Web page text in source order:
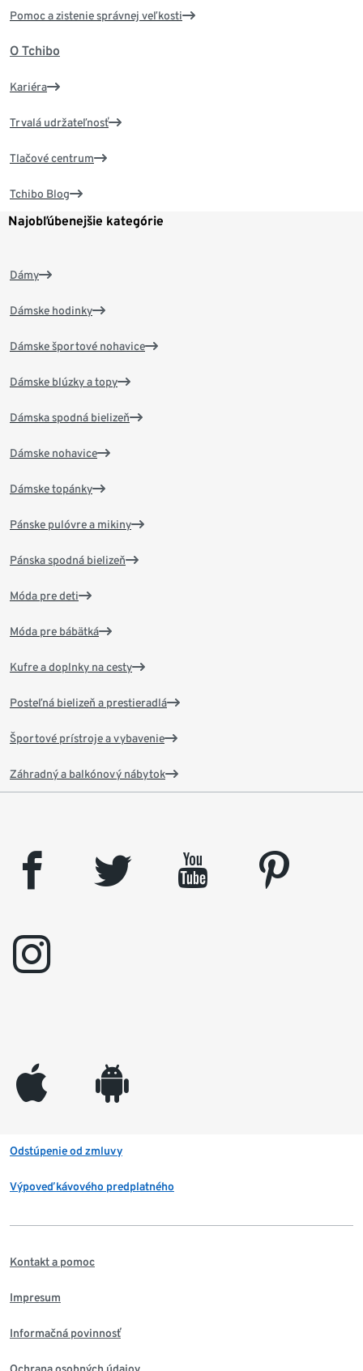
Pomoc a zistenie správnej veľkosti
O Tchibo
Kariéra
Trvalá udržateľnosť
Tlačové centrum
Tchibo Blog
Najobľúbenejšie kategórie
Dámy
Dámske hodinky
Dámske športové nohavice
Dámske blúzky a topy
Dámska spodná bielizeň
Dámske nohavice
Dámske topánky
Pánske pulóvre a mikiny
Pánska spodná bielizeň
Móda pre deti
Móda pre bábätká
Kufre a doplnky na cesty
Posteľná bielizeň a prestieradlá
Športové prístroje a vybavenie
Záhradný a balkónový nábytok
facebook twitter youtube
pinterest
instagram
appleinc android
Odstúpenie od zmluvy
Výpoveď kávového predplatného
Kontakt a pomoc
Impresum
Informačná povinnosť